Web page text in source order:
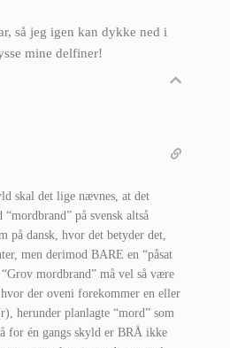
så jeg igen kan dykke ned i
mine delfiner!
skal det lige nævnes, at det
på svensk altså
på dansk, hvor det betyder det,
men derimod BARE en “påsat
mordbrand” må vel så være
der oveni forekommer en eller
herunder planlagte “mord” som
for én gangs skyld er BRÅ ikke